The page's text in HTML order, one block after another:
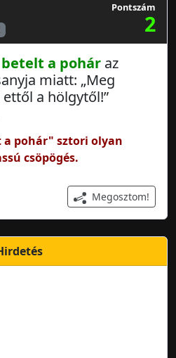
Pontszám
2
betelt a pohár az
miatt: „Meg
a hölgytől!”
a pohár" sztori olyan
csöpögés.
Megosztom!